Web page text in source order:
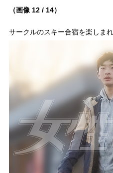
（画像 12 / 14）
サークルのスキー合宿を楽しま